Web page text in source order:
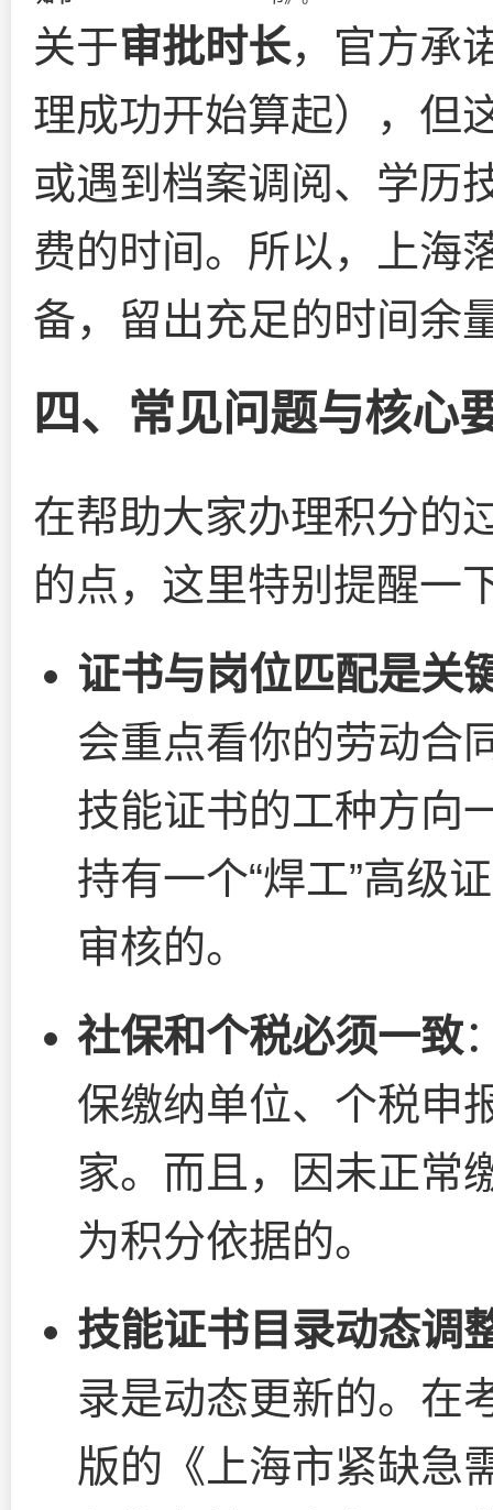
关于审批时长，官方承
理成功开始算起），但
或遇到档案调阅、学历
费的时间。所以，上海
备，留出充足的时间余
四、常见问题与核心
在帮助大家办理积分的
的点，这里特别提醒一
证书与岗位匹配是关
会重点看你的劳动合
技能证书的工种方向
持有一个“焊工”高级
审核的。
社保和个税必须一致
保缴纳单位、个税申
家。而且，因未正常
为积分依据的。
技能证书目录动态调
录是动态更新的。在
版的《上海市紧缺急